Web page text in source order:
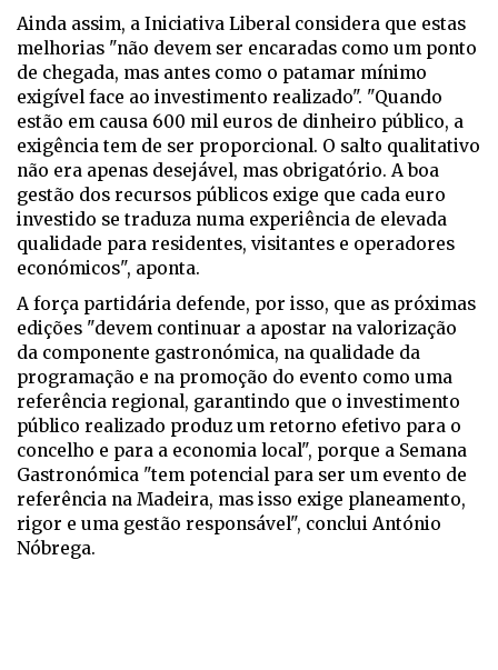
Ainda assim, a Iniciativa Liberal considera que estas
melhorias "não devem ser encaradas como um ponto
de chegada, mas antes como o patamar mínimo
exigível face ao investimento realizado". "Quando
estão em causa 600 mil euros de dinheiro público, a
exigência tem de ser proporcional. O salto qualitativo
não era apenas desejável, mas obrigatório. A boa
gestão dos recursos públicos exige que cada euro
investido se traduza numa experiência de elevada
qualidade para residentes, visitantes e operadores
económicos", aponta.
A força partidária defende, por isso, que as próximas
edições "devem continuar a apostar na valorização
da componente gastronómica, na qualidade da
programação e na promoção do evento como uma
referência regional, garantindo que o investimento
público realizado produz um retorno efetivo para o
concelho e para a economia local", porque a Semana
Gastronómica "tem potencial para ser um evento de
referência na Madeira, mas isso exige planeamento,
rigor e uma gestão responsável", conclui António
Nóbrega.